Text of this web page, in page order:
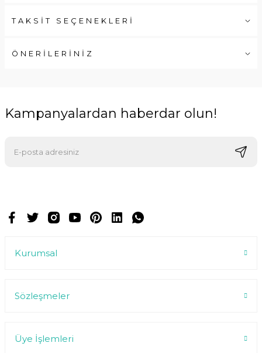
TAKSİT SEÇENEKLERİ
ÖNERİLERİNİZ
Kampanyalardan haberdar olun!
Kurumsal
Sözleşmeler
Üye İşlemleri